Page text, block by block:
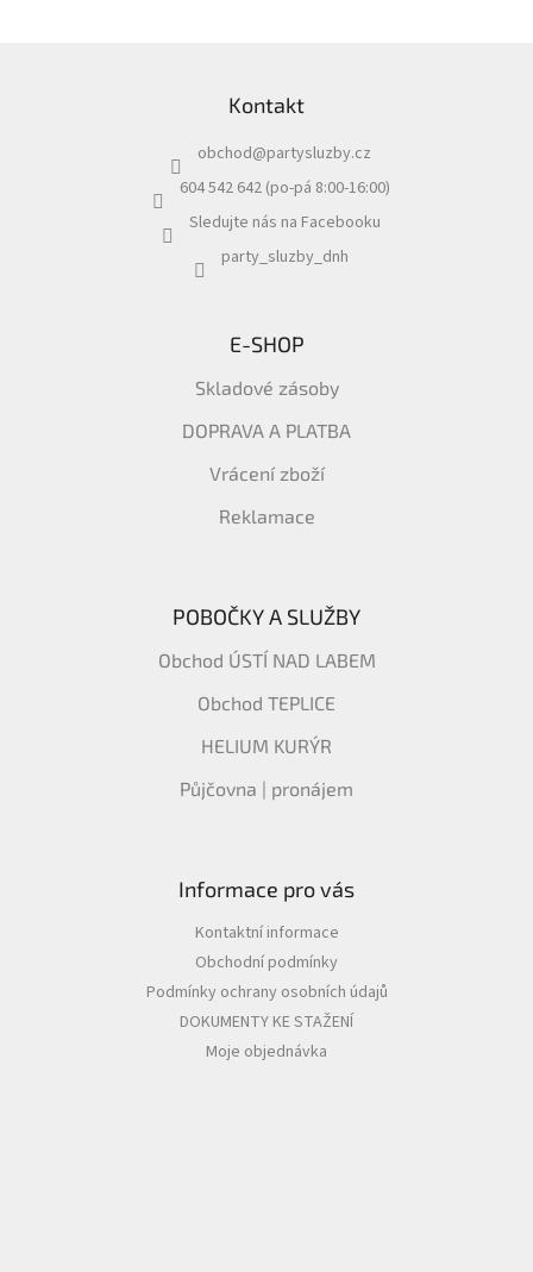
Kontakt
obchod@partysluzby.cz
604 542 642 (po-pá 8:00-16:00)
Sledujte nás na Facebooku
party_sluzby_dnh
E-SHOP
Skladové zásoby
DOPRAVA A PLATBA
Vrácení zboží
Reklamace
POBOČKY A SLUŽBY
Obchod ÚSTÍ NAD LABEM
Obchod TEPLICE
HELIUM KURÝR
Půjčovna | pronájem
Informace pro vás
Kontaktní informace
Obchodní podmínky
Podmínky ochrany osobních údajů
DOKUMENTY KE STAŽENÍ
Moje objednávka